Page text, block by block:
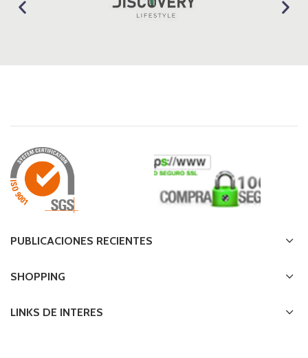
PUBLICACIONES RECIENTES
SHOPPING
LINKS DE INTERES